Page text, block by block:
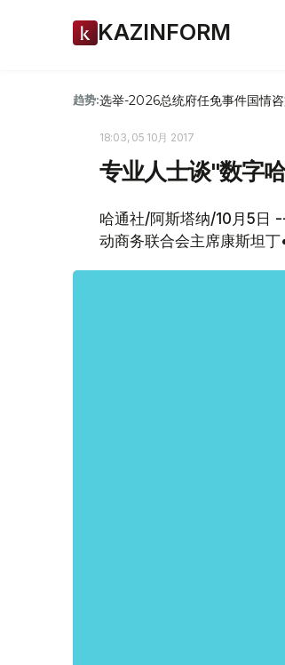
KAZINFORM
趋势:选举-2026总统府任免事件国情
18:03, 05 10月 2017
专业人士谈"数字
哈通社/阿斯塔纳/10月5日
动商务联合会主席康斯坦